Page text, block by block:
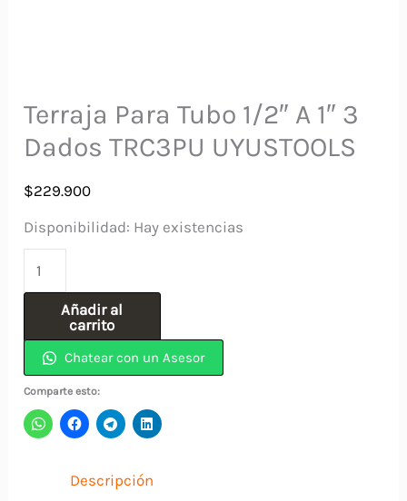
Terraja Para Tubo 1/2″ A 1″ 3
Dados TRC3PU UYUSTOOLS
$229.900
Disponibilidad: Hay existencias
Terraja
Para
1/2"
A
3
TRC3PU
Añadir al
carrito
Chatear con un Asesor
Comparte esto:
Descripción